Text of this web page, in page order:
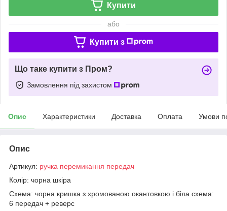
Купити
або
Купити з
Що таке купити з Пром?
Замовлення під захистом
Опис Характеристики Доставка Оплата Умови
Опис
Артикул: ручка перемикання передач
Колір: чорна шкіра
Схема: чорна кришка з хромованою окантовкою і біла схема:
6 передач + реверс